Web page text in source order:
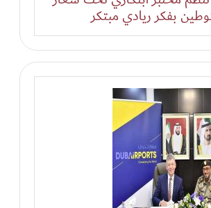
بفكر ريادي مبتكر